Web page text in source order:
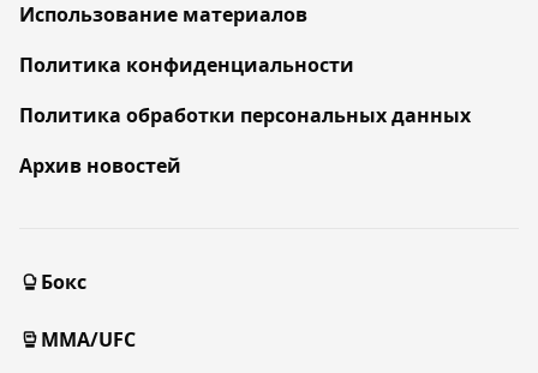
Использование материалов
Политика конфиденциальности
Политика обработки персональных данных
Архив новостей
Бокс
MMA/UFC